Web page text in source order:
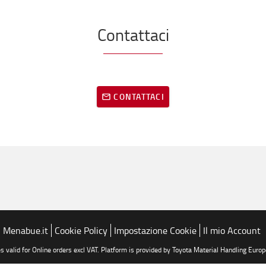
Contattaci
CONTATTACI
Menabue.it Cookie Policy Impostazione Cookie Il mio Account
valid for Online orders excl VAT. Platform is provided by Toyota Material Handling